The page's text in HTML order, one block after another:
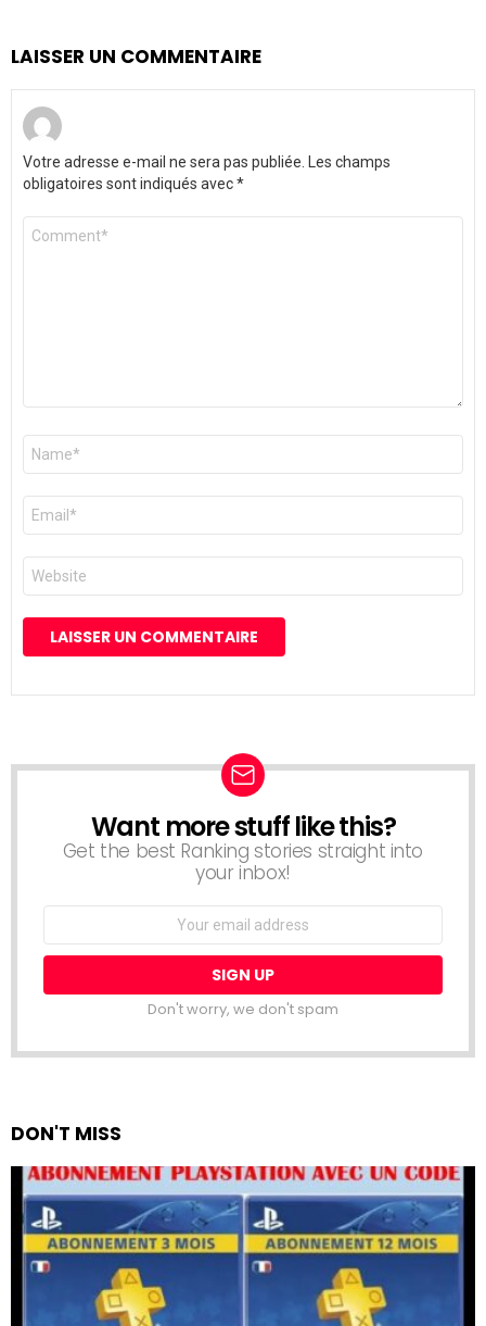
LAISSER UN COMMENTAIRE
Votre adresse e-mail ne sera pas publiée.
Les champs
obligatoires sont indiqués avec*
Commentaire
Nom
E-
mail
*
Site
web
NEWSLETTER
Want more stuff like this?
Get the best Ranking stories straight into
your inbox!
Email
Don't worry, we don't spam
DON'T MISS